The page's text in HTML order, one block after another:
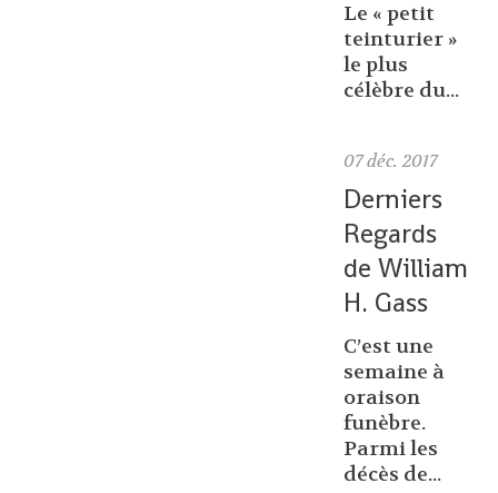
Le « petit
teinturier »
le plus
célèbre du...
07 déc. 2017
Derniers
Regards
de William
H. Gass
C’est une
semaine à
oraison
funèbre.
Parmi les
décès de...